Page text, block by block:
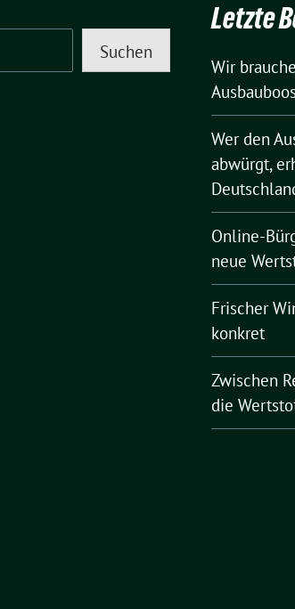
Suchen
Letzte
Wir
Wer den
abwürgt,
Online-
neue
Frischer
konkret
Zwischen
die